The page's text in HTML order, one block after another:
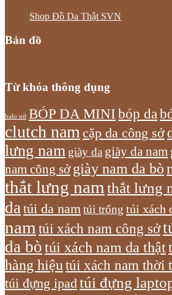
Shop Đồ Da Thật SVN
Bản đồ
Từ khóa thông dụng
balo nữ BÓP DA MINI bóp da
clutch nam cặp da công sở
lưng nam giày da giày da nam
nam công sở giày nam da bò
thắt lưng nam thắt lưng
datúi da namtúi trống túi xách
nam túi xách nam công sở
da bòtúi xách nam da thật
hàng hiệu túi xách nam thời
túi đựng ipadtúi đựng